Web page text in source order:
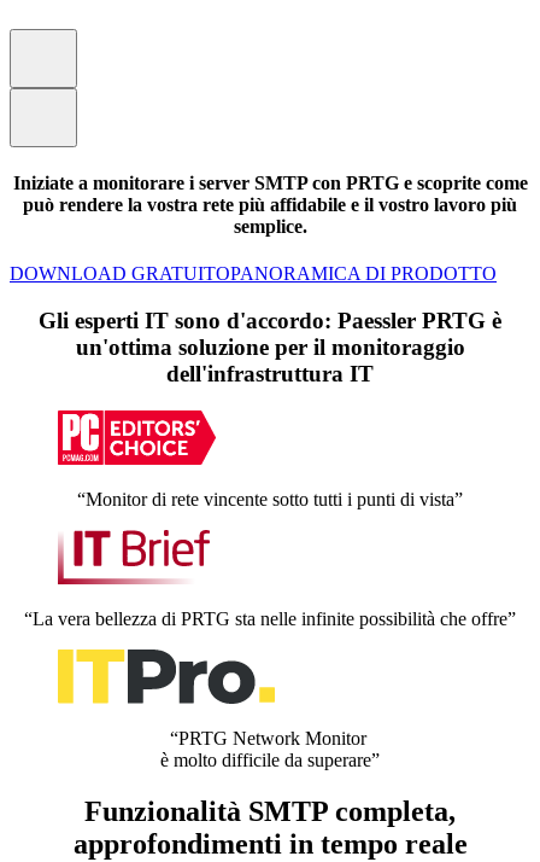
Iniziate a monitorare i server SMTP con PRTG e scoprite come
può rendere la vostra rete più affidabile e il vostro lavoro più
semplice.
DOWNLOAD GRATUITOPANORAMICA DI PRODOTTO
Gli esperti IT sono d'accordo: Paessler PRTG è
un'ottima soluzione per il monitoraggio
dell'infrastruttura IT
“Monitor di rete vincente sotto tutti i punti di vista”
“La vera bellezza di PRTG sta nelle infinite possibilità che offre”
“PRTG Network Monitor
è molto difficile da superare”
Funzionalità SMTP completa,
approfondimenti in tempo reale